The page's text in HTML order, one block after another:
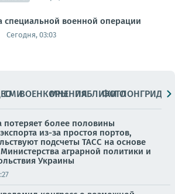
специальной военной операции
Сегодня, 03:03
СМИВОЕНКОРЫМНЕНИЯПАБЛИКИ
ФОТОЛОНГРИДЫ
потеряет более половины
из-за простоя портов,
подсчеты ТАСС на основе
аграрной политики и
Украины